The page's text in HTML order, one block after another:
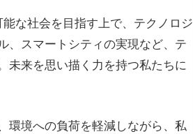
な社会を目指す上で、テクノロジ
、スマートシティの実現など、テ
未来を思い描く力を持つ私たちに
環境への負荷を軽減しながら、私